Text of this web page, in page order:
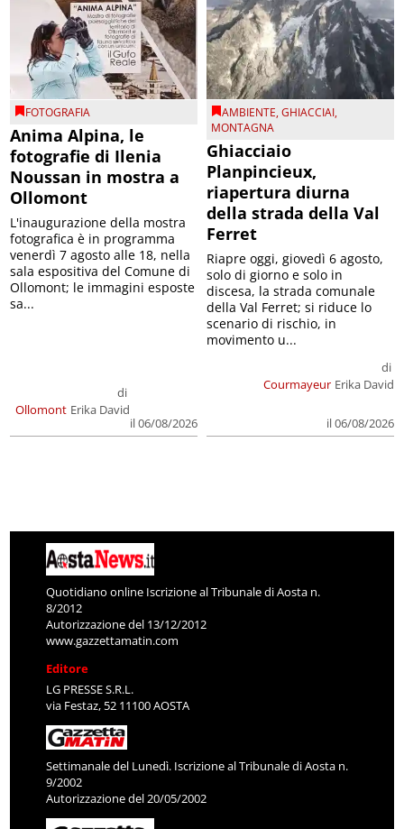
FOTOGRAFIA
Anima Alpina, le
fotografie di Ilenia
Noussan in mostra a
Ollomont
Ollomont
di
Erika David
il 06/08/2026
L'inaugurazione della mostra
fotografica è in programma
venerdì 7 agosto alle 18, nella
sala espositiva del Comune di
Ollomont; le immagini esposte
sa...
AMBIENTE,GHIACCIAI,
MONTAGNA
Ghiacciaio
Planpincieux,
riapertura diurna
della strada della Val
Ferret
Courmayeur
di
Erika David
il 06/08/2026
Riapre oggi, giovedì 6 agosto,
solo di giorno e solo in
discesa, la strada comunale
della Val Ferret; si riduce lo
scenario di rischio, in
movimento u...
Quotidiano online Iscrizione al Tribunale di Aosta n.
8/2012
Autorizzazione del 13/12/2012
www.gazzettamatin.com
Editore
LG PRESSE S.R.L.
via Festaz, 52 11100 AOSTA
Settimanale del Lunedì. Iscrizione al Tribunale di Aosta n.
9/2002
Autorizzazione del 20/05/2002